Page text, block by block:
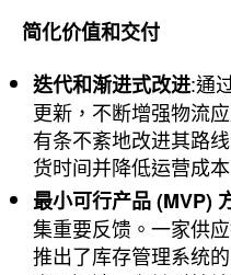
简化价值和交付
迭代和渐进式改进:通
更新，不断增强物流
有条不紊地改进其路
货时间并降低运营成本
最小可行产品 (MVP)
集重要反馈。一家供
推出了库存管理系统